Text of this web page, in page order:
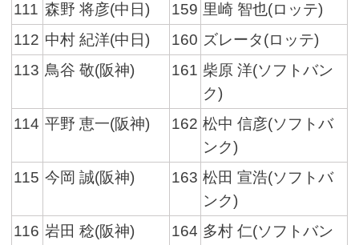
111 森野 将彦(中日) 159 里崎 智也(ロッテ)
112 中村 紀洋(中日) 160 ズレータ(ロッテ)
113 鳥谷 敬(阪神) 161 柴原 洋(ソフトバン
ク)
114 平野 恵一(阪神) 162 松中 信彦(ソフトバ
ンク)
115 今岡 誠(阪神) 163 松田 宣浩(ソフトバ
ンク)
116 岩田 稔(阪神) 164 多村 仁(ソフトバン